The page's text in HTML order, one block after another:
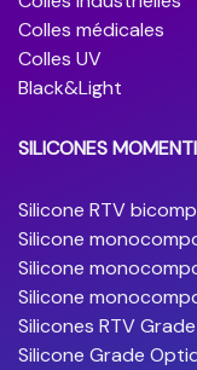
Colles médicales
Colles UV
Black&Light
SILICONES
Silicone RTV
Silicone
Silicone
Silicone
Silicones RTV
Silicone Grade